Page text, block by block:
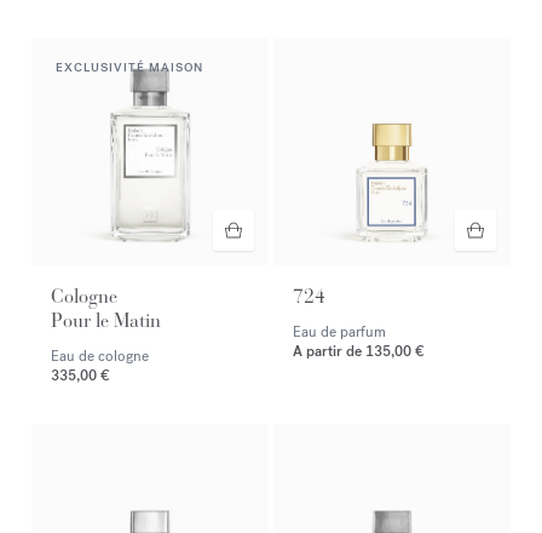
EXCLUSIVITÉ MAISON
Cologne
Pour le Matin
Eau de cologne
335,00 €
724
Eau de parfum
A partir de 135,00 €